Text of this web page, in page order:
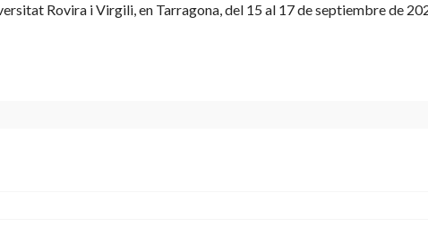
Rovira i Virgili, en Tarragona, del 15 al 17 de septiembre de